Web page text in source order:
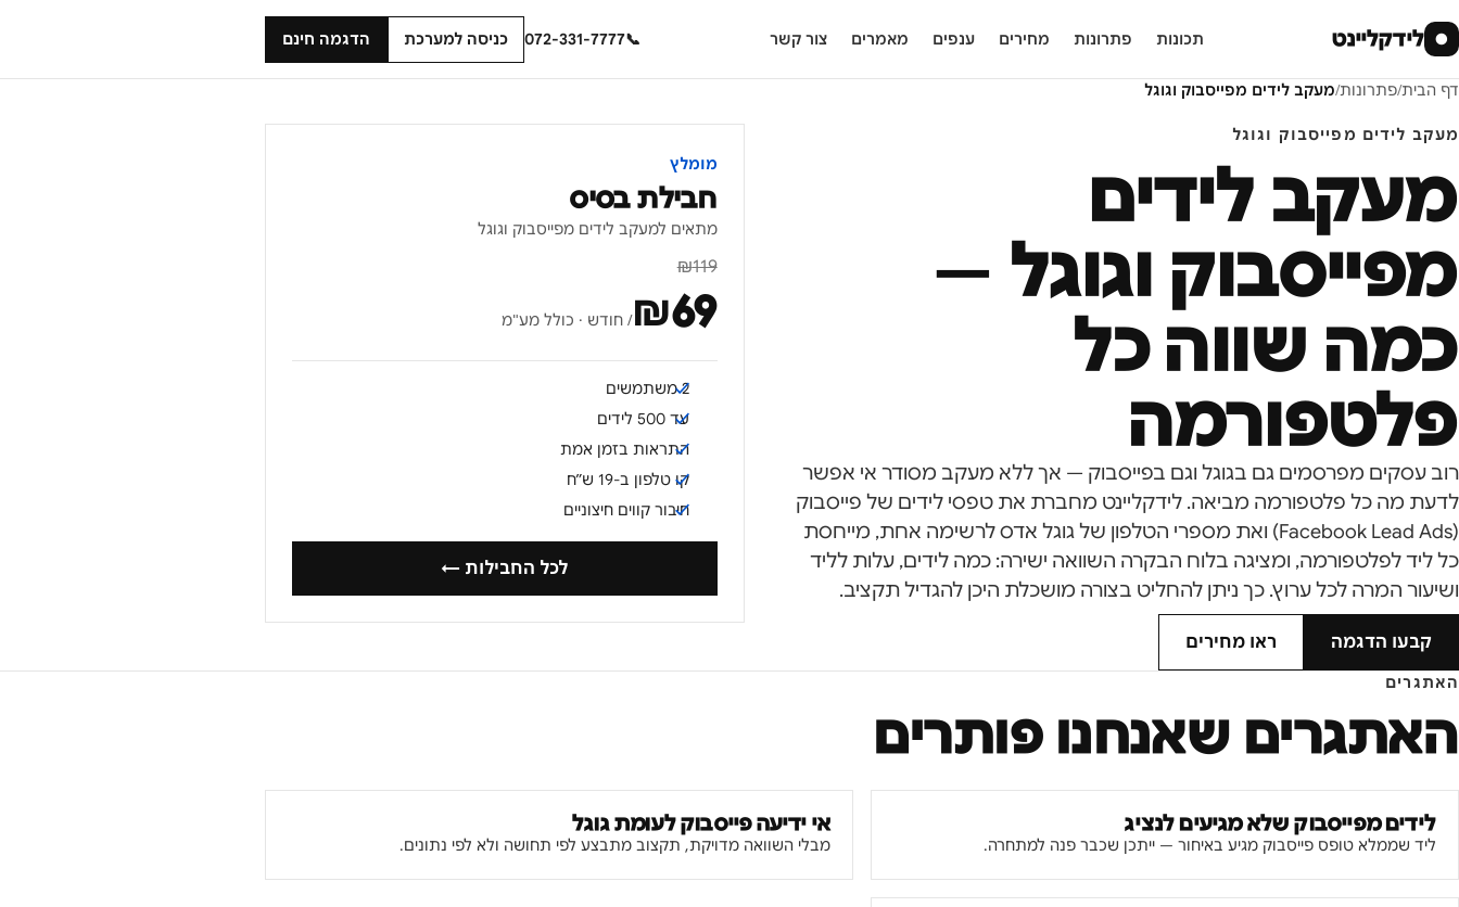
● לידקליינט תכונות פתרונות מחירים ענפים מאמרים צור קשר 📞
072-331-7777 כניסה למערכת הדגמה חינם
דף הבית/פתרונות/מעקב לידים מפייסבוק וגוגל
מעקב לידים מפייסבוק וגוגל
מעקב לידים
מפייסבוק וגוגל —
כמה שווה כל
פלטפורמה
רוב עסקים מפרסמים גם בגוגל וגם בפייסבוק — אך ללא מעקב מסודר אי אפשר
לדעת מה כל פלטפורמה מביאה. לידקליינט מחברת את טפסי לידים של פייסבוק
(Facebook Lead Ads) ואת מספרי הטלפון של גוגל אדס לרשימה אחת, מייחסת
כל ליד לפלטפורמה, ומציגה בלוח הבקרה השוואה ישירה: כמה לידים, עלות לליד
ושיעור המרה לכל ערוץ. כך ניתן להחליט בצורה מושכלת היכן להגדיל תקציב.
קבעו הדגמה ראו מחירים
מומלץ
חבילת בסיס
מתאים למעקב לידים מפייסבוק וגוגל
₪119
₪69 / חודש · כולל מע"מ
2 משתמשים
עד 500 לידים
התראות בזמן אמת
קו טלפון ב-19 ש״ח
חיבור קווים חיצוניים
לכל החבילות ←
האתגרים
האתגרים שאנחנו פותרים
לידים מפייסבוק שלא מגיעים לנציג
ליד שממלא טופס פייסבוק מגיע באיחור — ייתכן שכבר פנה למתחרה.
אי ידיעה פייסבוק לעומת גוגל
מבלי השוואה מדויקת, תקצוב מתבצע לפי תחושה ולא לפי נתונים.